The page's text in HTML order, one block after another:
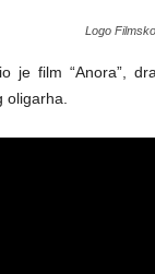
Logo
je film “Anora”,